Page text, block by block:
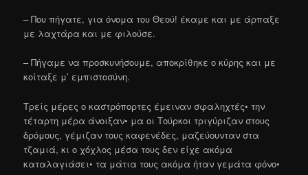
– Που πήγατε, για όνομα του Θεού! έκαμε και με άρπαξε
με λαχτάρα και με φιλούσε.
– Πήγαμε να προσκυνήσουμε, αποκρίθηκε ο κύρης και με
κοίταξε μ’ εμπιστοσύνη.
Τρείς μέρες ο καστρόπορτες έμειναν σφαληχτές• την
τέταρτη μέρα άνοιξαν• μα οι Τούρκοι τριγύριζαν στους
δρόμους, γέμιζαν τους καφενέδες, μαζεύουνταν στα
τζαμιά, κι ο χόχλος μέσα τους δεν είχε ακόμα
καταλαγιάσει• τα μάτια τους ακόμα ήταν γεμάτα φόνο•